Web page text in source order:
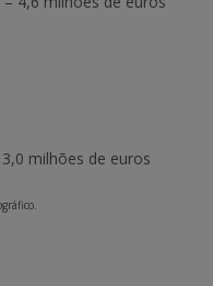
milhões de euros